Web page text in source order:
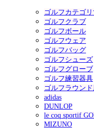
ゴルフカテゴ
ゴルフクラブ
ゴルフボール
ゴルフウェア
ゴルフバッグ
ゴルフシューズ
ゴルフグローブ
ゴルフ練習器具
ゴルフラウン
adidas
DUNLOP
le coq sportif
MIZUNO